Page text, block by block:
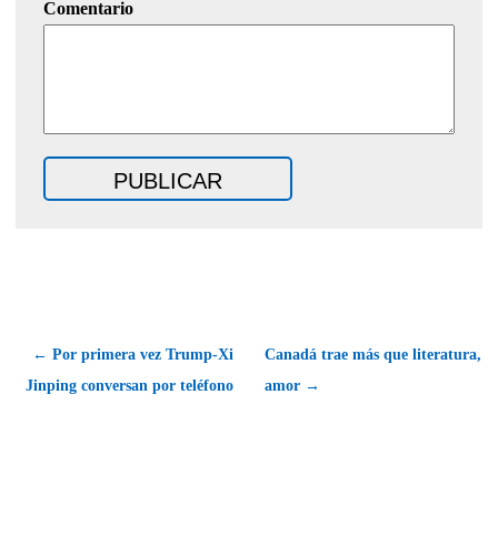
Comentario
← Por primera vez Trump-Xi
Jinping conversan por teléfono
Canadá trae más que literatura,
amor →